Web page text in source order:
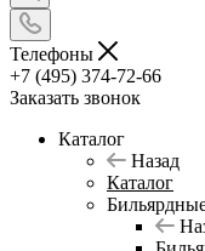
Телефоны
+7 (495) 374-72-66
Заказать звонок
Каталог
Назад
Каталог